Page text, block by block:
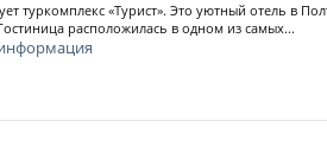
туркомплекс «Турист». Это уютный отель в
расположилась в одном из самых...